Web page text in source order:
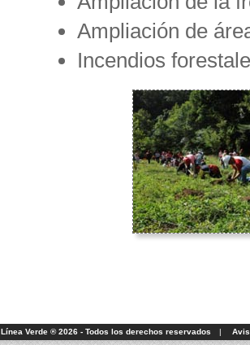
Ampliación de
Incendios
Línea Verde ® 2026 - Todos los derechos reservados |